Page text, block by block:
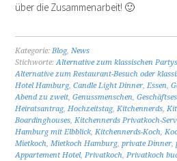
über die Zusammenarbeit! 🙂
Kategorie:Blog,News
Stichworte:Alternative zum klassischen
Alternative zum Restaurant-Besuch oder
Hotel Hamburg,Candle Light Dinner,Essen,
Abend zu zweit,Genussmenschen,
Heiratsantrag,Hochzeitstag,Kitchennerds,
Boardinghouses,Kitchennerds Privatkoch-
Hamburg mit Elbblick,Kitchennerds-Koch,
Mietkoch,Mietkoch Hamburg,private Dinner,
Appartement Hotel,Privatkoch,Privatkoch